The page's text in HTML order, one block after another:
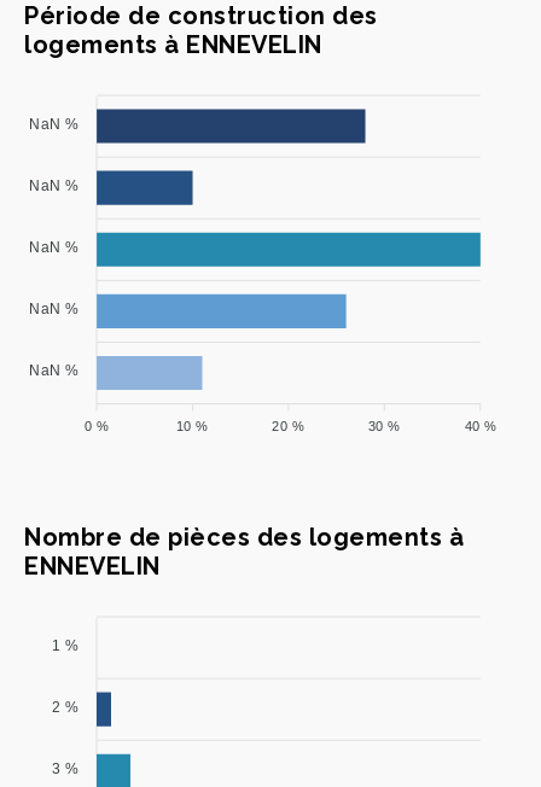
Période de construction des
logements à ENNEVELIN
NaN %
NaN %
NaN %
NaN %
NaN %
40 %
30 %
20 %
10 %
0 %
Nombre de pièces des logements à
ENNEVELIN
1 %
2 %
3 %